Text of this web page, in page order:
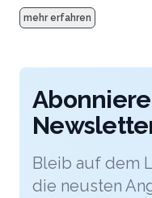
Wir unterstützen Sie
langjähriger
wir auch Nächtigung
Doppelzimmern fürs
angepasste Abläufe
jetzt Ihre Anfrage für
mehr erfahren
Bleib auf dem
die neusten